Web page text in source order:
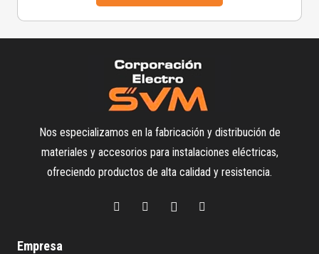
Nos especializamos en la fabricación y distribución de
materiales y accesorios para instalaciones eléctricas,
ofreciendo productos de alta calidad y resistencia.
Empresa